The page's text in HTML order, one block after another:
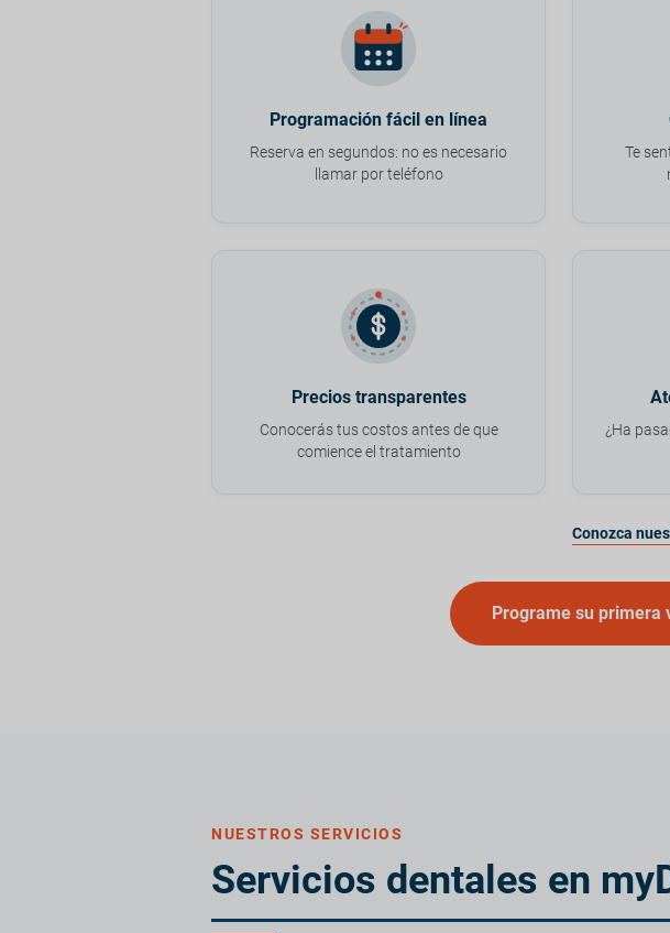
Programación fácil en línea
Reserva en segundos: no es necesario
llamar por teléfono
Te
Precios transparentes
Conocerás tus costos antes de que
comience el tratamiento
¿Ha
Conozca
Programe su primera
NUESTROS SERVICIOS
Servicios dentales en